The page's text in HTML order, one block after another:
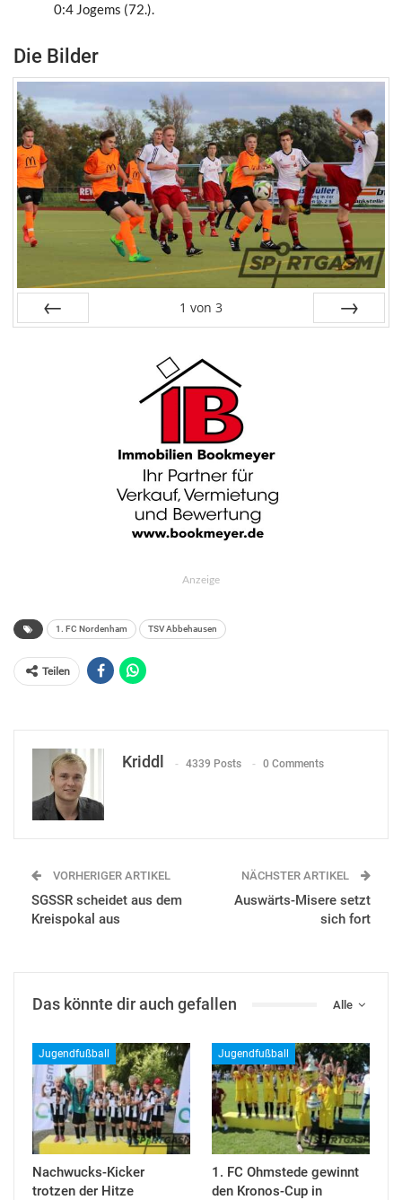
0:4 Jogems (72.).
Die Bilder
1 von 3
Anzeige
1. FC Nordenham TSV Abbehausen
Teilen
Kriddl 4339 Posts 0 Comments
VORHERIGER ARTIKEL
SGSSR scheidet aus dem
Kreispokal aus
NÄCHSTER ARTIKEL
Auswärts-Misere setzt
sich fort
Alle
Das könnte dir auch gefallen
Jugendfußball
Nachwucks-Kicker
trotzen der Hitze
Jugendfußball
1. FC Ohmstede gewinnt
den Kronos-Cup in